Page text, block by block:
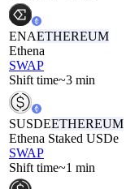
ENAETHEREUM
Ethena
SWAP
Shift time~3 min
SUSDEETHEREUM
Ethena Staked USDe
SWAP
Shift time~1 min